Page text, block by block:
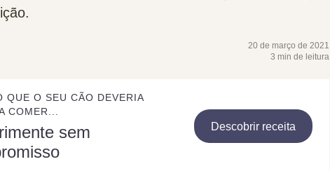
20 de março de 2021
3 min de leitura
QUE O SEU CÃO DEVERIA
COMER...
sem
Descobrir receita